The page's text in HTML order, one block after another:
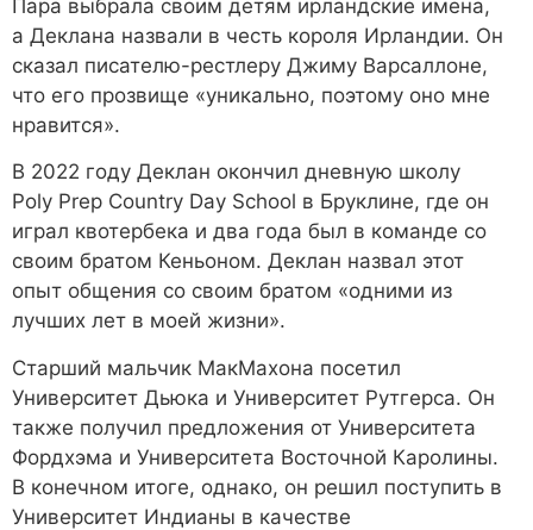
Пара выбрала своим детям ирландские имена,
а Деклана назвали в честь короля Ирландии. Он
сказал писателю-рестлеру Джиму Варсаллоне,
что его прозвище «уникально, поэтому оно мне
нравится».
В 2022 году Деклан окончил дневную школу
Poly Prep Country Day School в Бруклине, где он
играл квотербека и два года был в команде со
своим братом Кеньоном. Деклан назвал этот
опыт общения со своим братом «одними из
лучших лет в моей жизни».
Старший мальчик МакМахона посетил
Университет Дьюка и Университет Рутгерса. Он
также получил предложения от Университета
Фордхэма и Университета Восточной Каролины.
В конечном итоге, однако, он решил поступить в
Университет Индианы в качестве